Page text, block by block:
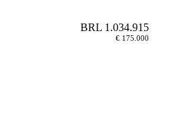
BRL 1.034.915
€ 175.000